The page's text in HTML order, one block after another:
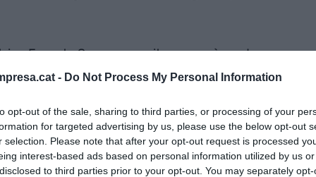
- Do Not Process My Personal Information
opt-out of the sale, sharing to third parties, or processing of your
for targeted advertising by us, please use the below opt-out
selection. Please note that after your opt-out request is processed
interest-based ads based on personal information utilized by us
to third parties prior to your opt-out. You may separately
Fregata Space a monitorar una àrea de
podríem monitorar l'aigua de tot el planeta en
no és el seu focus. "És interessant veure la
nosaltres el que ens interessa de veritat és
tinguin realment un compliment normatiu amb
d'actuar, com són els ports, les ciutats